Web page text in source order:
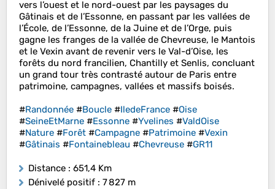
vers l’ouest et le nord-ouest par les paysages du
Gâtinais et de l’Essonne, en passant par les vallées de
l’École, de l’Essonne, de la Juine et de l’Orge, puis
gagne les franges de la vallée de Chevreuse, le Mantois
et le Vexin avant de revenir vers le Val-d’Oise, les
forêts du nord francilien, Chantilly et Senlis, concluant
un grand tour très contrasté autour de Paris entre
patrimoine, campagnes, vallées et massifs boisés.
#Randonnée #Boucle #IledeFrance #Oise
#SeineEtMarne #Essonne #Yvelines #ValdOise
#Nature #Forêt #Campagne #Patrimoine #Vexin
#Gâtinais #Fontainebleau #Chevreuse #GR11
Distance : 651,4 Km
Dénivelé positif : 7 827 m